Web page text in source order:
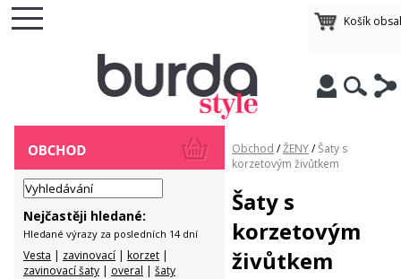
Košík
Nejčastěji hledané:
Hledané výrazy za posledních 14 dní
Vesta | zavinovací | korzet |
zavinovací šaty | overal | šaty
Obchod /ŽENY/Šaty s
korzetovým živůtkem
Šaty s
korzetovým
živůtkem